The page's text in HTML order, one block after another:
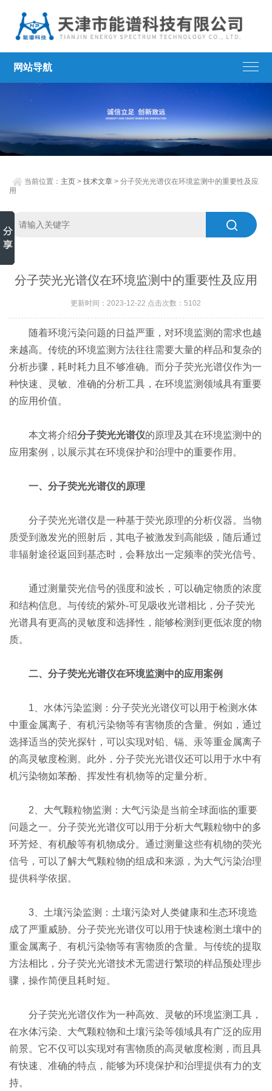
网站导航
当前位置： 主页 >技术文章 > 分子荧光光谱仪在环境监测中的重要性及应
用
分子荧光光谱仪在环境监测中的重要性及应用
更新时间：2023-12-22 点击次数：5102
随着环境污染问题的日益严重，对环境监测的需求也越
来越高。传统的环境监测方法往往需要大量的样品和复杂的
分析步骤，耗时耗力且不够准确。而分子荧光光谱仪作为一
种快速、灵敏、准确的分析工具，在环境监测领域具有重要
的应用价值。
本文将介绍分子荧光光谱仪的原理及其在环境监测中的
应用案例，以展示其在环境保护和治理中的重要作用。
一、分子荧光光谱仪的原理
分子荧光光谱仪是一种基于荧光原理的分析仪器。当物
质受到激发光的照射后，其电子被激发到高能级，随后通过
非辐射途径返回到基态时，会释放出一定频率的荧光信号。
通过测量荧光信号的强度和波长，可以确定物质的浓度
和结构信息。与传统的紫外-可见吸收光谱相比，分子荧光
光谱具有更高的灵敏度和选择性，能够检测到更低浓度的物
质。
二、分子荧光光谱仪在环境监测中的应用案例
1、水体污染监测：分子荧光光谱仪可以用于检测水体
中重金属离子、有机污染物等有害物质的含量。例如，通过
选择适当的荧光探针，可以实现对铅、镉、汞等重金属离子
的高灵敏度检测。此外，分子荧光光谱仪还可以用于水中有
机污染物如苯酚、挥发性有机物等的定量分析。
2、大气颗粒物监测：大气污染是当前全球面临的重要
问题之一。分子荧光光谱仪可以用于分析大气颗粒物中的多
环芳烃、有机酸等有机物成分。通过测量这些有机物的荧光
信号，可以了解大气颗粒物的组成和来源，为大气污染治理
提供科学依据。
3、土壤污染监测：土壤污染对人类健康和生态环境造
成了严重威胁。分子荧光光谱仪可以用于快速检测土壤中的
重金属离子、有机污染物等有害物质的含量。与传统的提取
方法相比，分子荧光光谱技术无需进行繁琐的样品预处理步
骤，操作简便且耗时短。
分子荧光光谱仪作为一种高效、灵敏的环境监测工具，
在水体污染、大气颗粒物和土壤污染等领域具有广泛的应用
前景。它不仅可以实现对有害物质的高灵敏度检测，而且具
有快速、准确的特点，能够为环境保护和治理提供有力的支
持。